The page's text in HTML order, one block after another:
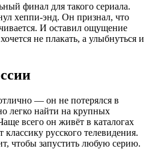
финал для такого сериала.
хеппи-энд. Он признал, что
И оставил ощущение
не плакать, а улыбнуться и
— он не потерялся в
легко найти на крупных
всего он живёт в каталогах
русского телевидения.
чтобы запустить любую серию.